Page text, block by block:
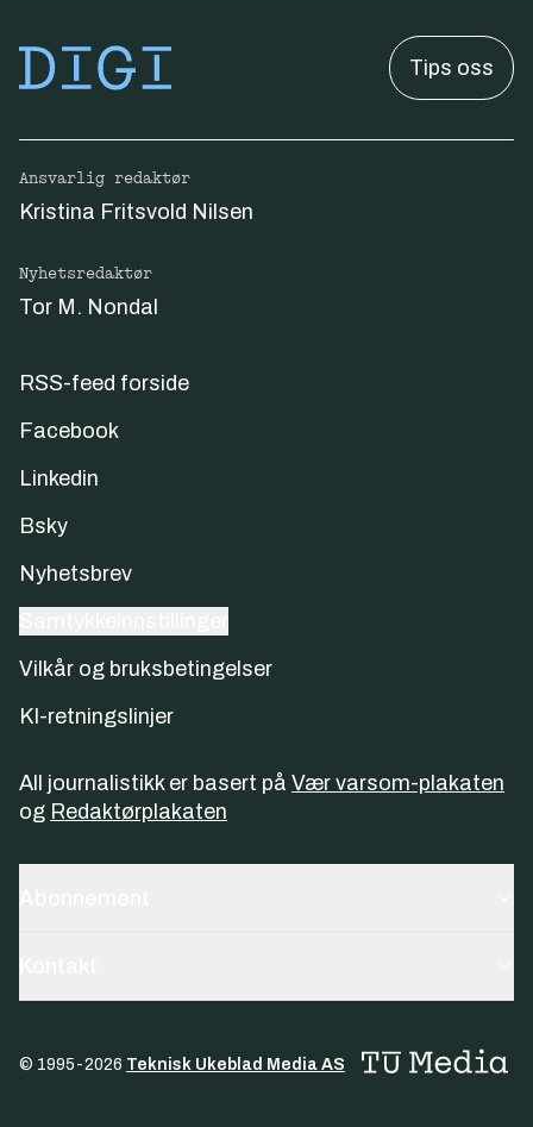
Tips oss
Ansvarlig redaktør
Kristina Fritsvold Nilsen
Nyhetsredaktør
Tor M. Nondal
RSS-feed forside
Facebook
Linkedin
Bsky
Nyhetsbrev
Vilkår og bruksbetingelser
KI-retningslinjer
All journalistikk er basert på Vær varsom-plakaten
og Redaktørplakaten
© 1995-2026 Teknisk Ukeblad Media AS